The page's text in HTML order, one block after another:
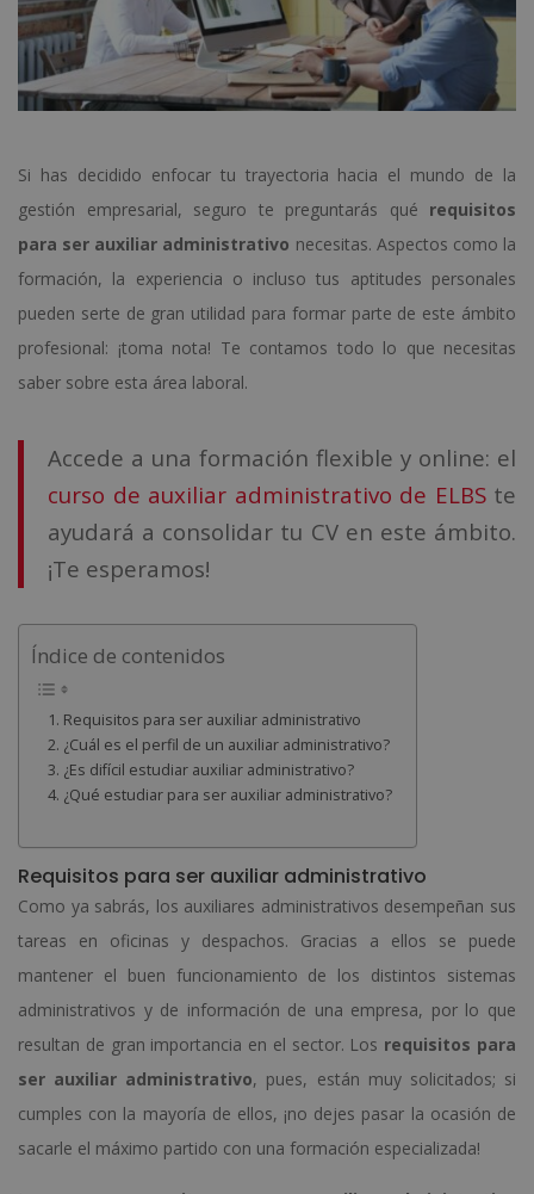
Si has decidido enfocar tu trayectoria hacia el mundo de la
gestión empresarial, seguro te preguntarás qué requisitos
para ser auxiliar administrativo necesitas. Aspectos como la
formación, la experiencia o incluso tus aptitudes personales
pueden serte de gran utilidad para formar parte de este ámbito
profesional: ¡toma nota! Te contamos todo lo que necesitas
saber sobre esta área laboral.
Accede a una formación flexible y online: el
curso de auxiliar administrativo de ELBSte
ayudará a consolidar tu CV en este ámbito.
¡Te esperamos!
Índice de contenidos
Requisitos para ser auxiliar administrativo
¿Cuál es el perfil de un auxiliar administrativo?
¿Es difícil estudiar auxiliar administrativo?
¿Qué estudiar para ser auxiliar administrativo?
Requisitos para ser auxiliar administrativo
Como ya sabrás, los auxiliares administrativos desempeñan sus
tareas en oficinas y despachos. Gracias a ellos se puede
mantener el buen funcionamiento de los distintos sistemas
administrativos y de información de una empresa, por lo que
resultan de gran importancia en el sector. Los requisitos para
ser auxiliar administrativo, pues, están muy solicitados; si
cumples con la mayoría de ellos, ¡no dejes pasar la ocasión de
sacarle el máximo partido con una formación especializada!